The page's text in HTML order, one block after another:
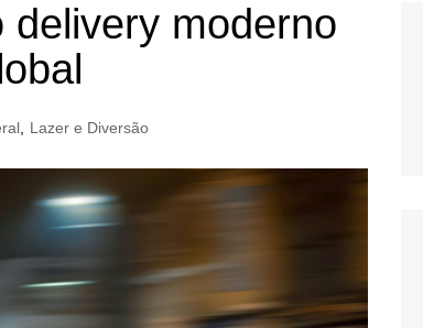
moderno
Lazer e Diversão